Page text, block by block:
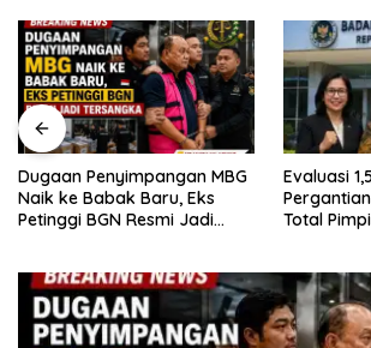
Dugaan Penyimpangan MBG
Naik ke Babak Baru, Eks
Petinggi BGN Resmi Jadi
Evaluasi
Total